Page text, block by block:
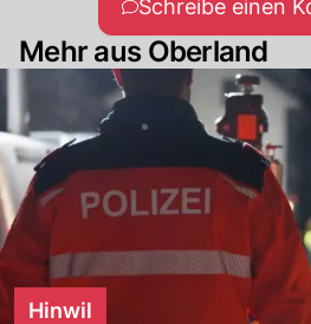
Schreibe einen
Mehr aus Oberland
Hinwil